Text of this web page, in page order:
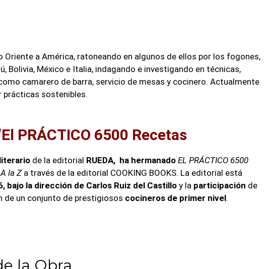
a América, ratoneando en algunos de ellos por los fogones,
Bolivia, México e Italia, indagando e investigando en técnicas,
camarero de barra, servicio de mesas y cocinero. Actualmente
prácticas sostenibles.
PRÁCTICO 6500 Recetas
de la editorial RUEDA, ha hermanado EL PRÁCTICO 6500
la Za través de la editorial COOKING BOOKS. La editorial está
bajo la dirección de Carlos Ruiz del Castilloy la participación de
de un conjunto de prestigiosos cocineros de primer nivel.
la Obra